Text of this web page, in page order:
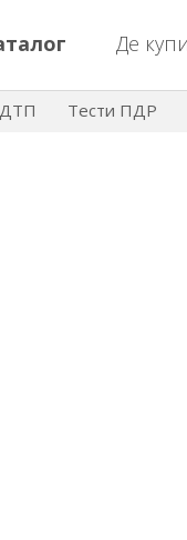
Де
Тести ПДР